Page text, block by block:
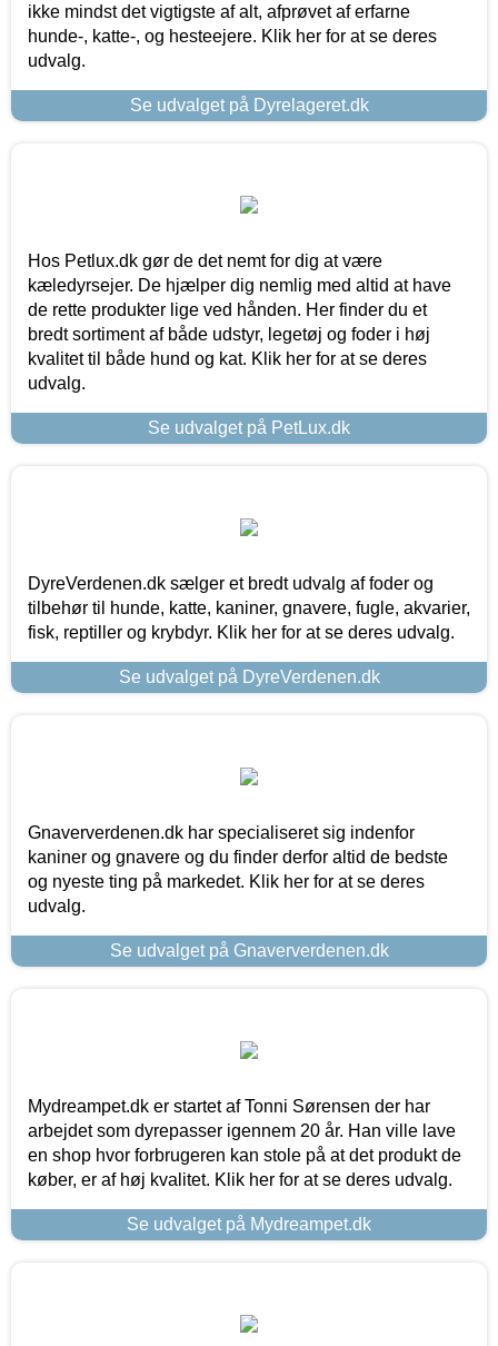
ikke mindst det vigtigste af alt, afprøvet af erfarne
hunde-, katte-, og hesteejere. Klik her for at se deres
udvalg.
Se udvalget på Dyrelageret.dk
Hos Petlux.dk gør de det nemt for dig at være
kæledyrsejer. De hjælper dig nemlig med altid at have
de rette produkter lige ved hånden. Her finder du et
bredt sortiment af både udstyr, legetøj og foder i høj
kvalitet til både hund og kat. Klik her for at se deres
udvalg.
Se udvalget på PetLux.dk
DyreVerdenen.dk sælger et bredt udvalg af foder og
tilbehør til hunde, katte, kaniner, gnavere, fugle, akvarier,
fisk, reptiller og krybdyr. Klik her for at se deres udvalg.
Se udvalget på DyreVerdenen.dk
Gnaververdenen.dk har specialiseret sig indenfor
kaniner og gnavere og du finder derfor altid de bedste
og nyeste ting på markedet. Klik her for at se deres
udvalg.
Se udvalget på Gnaververdenen.dk
Mydreampet.dk er startet af Tonni Sørensen der har
arbejdet som dyrepasser igennem 20 år. Han ville lave
en shop hvor forbrugeren kan stole på at det produkt de
køber, er af høj kvalitet. Klik her for at se deres udvalg.
Se udvalget på Mydreampet.dk